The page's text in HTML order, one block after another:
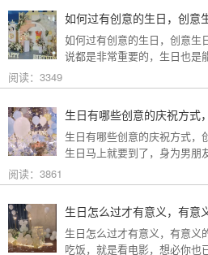
如何过有创意的生日，创意
如何过有创意的生日，创意生
说都是非常重要的，生日也是
是能见证自己成长的，那么
礼帮帮生日策划公司为大家整
阅读：3349
生日有哪些创意的庆祝方式
生日有哪些创意的庆祝方式，
生日马上就要到了，身为男朋
你心爱的女生策划一场创意
日回忆，那么，生日有哪些创
一下吧。
阅读：3861
生日怎么过才有意义，有意
生日怎么过才有意义，有意义
吃饭，就是看电影，想必你也